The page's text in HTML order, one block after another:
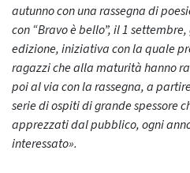
autunno con una rassegna di
con “Bravo è bello”, il 1
edizione, iniziativa con la quale
ragazzi che alla maturità hanno
poi al via con la rassegna, a
serie di ospiti di grande spessore
apprezzati dal pubblico, ogni
interessato».